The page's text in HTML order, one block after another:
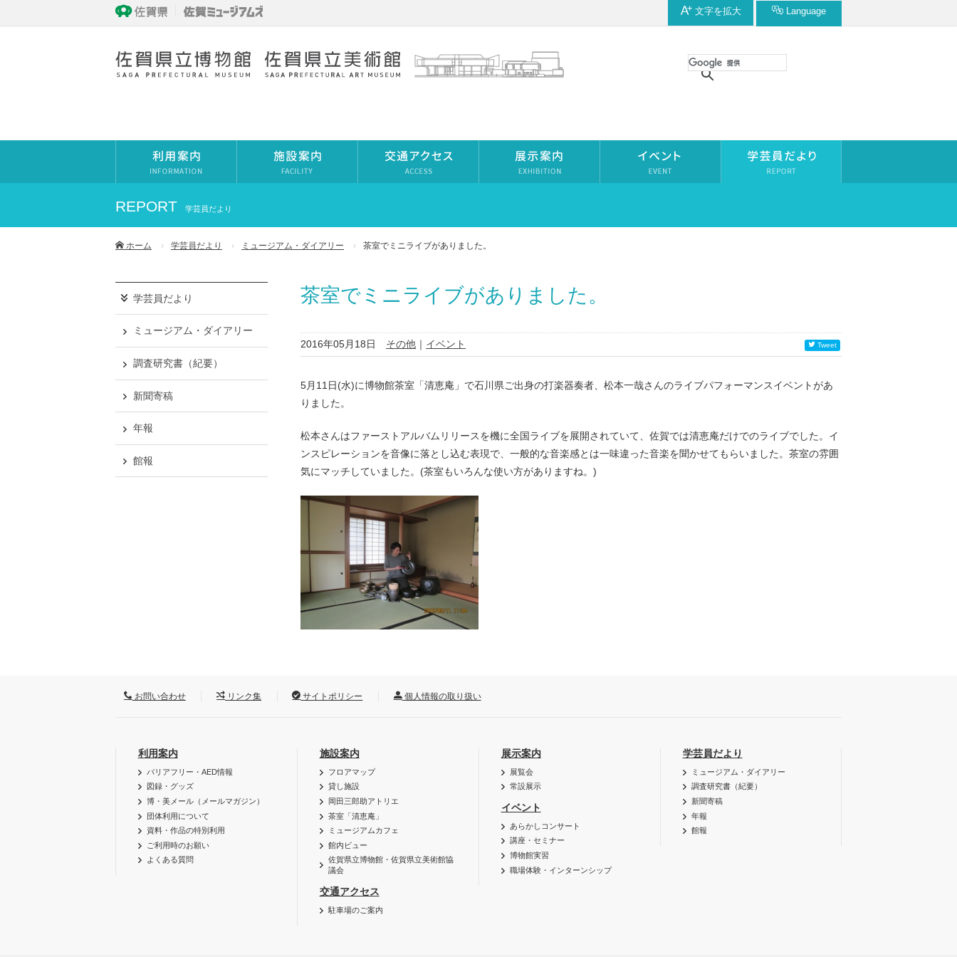
文字を拡大 Language
REPORT 学芸員だより
ホーム 学芸員だより ミュージアム・ダイアリー 茶室でミニライブがありました。
茶室でミニライブがありました。
2016年05月18日 その他 ｜ イベント Tweet
5月11日(水)に博物館茶室「清恵庵」で石川県ご出身の打楽器奏者、松本一哉さんのライブパフォーマンスイベントがあ
りました。
松本さんはファーストアルバムリリースを機に全国ライブを展開されていて、佐賀では清恵庵だけでのライブでした。イ
ンスピレーションを音像に落とし込む表現で、一般的な音楽感とは一味違った音楽を聞かせてもらいました。茶室の雰囲
気にマッチしていました。(茶室もいろんな使い方がありますね。)
学芸員だより
ミュージアム・ダイアリー
調査研究書（紀要）
新聞寄稿
年報
館報
お問い合わせ リンク集 サイトポリシー 個人情報の取り扱い
利用案内
バリアフリー・AED情報
図録・グッズ
博・美メール（メールマガジン）
団体利用について
資料・作品の特別利用
ご利用時のお願い
よくある質問
施設案内
フロアマップ
貸し施設
岡田三郎助アトリエ
茶室「清恵庵」
ミュージアムカフェ
館内ビュー
佐賀県立博物館・佐賀県立美術館協
議会
交通アクセス
駐車場のご案内
展示案内
展覧会
常設展示
イベント
あらかしコンサート
講座・セミナー
博物館実習
職場体験・インターンシップ
学芸員だより
ミュージアム・ダイアリー
調査研究書（紀要）
新聞寄稿
年報
館報